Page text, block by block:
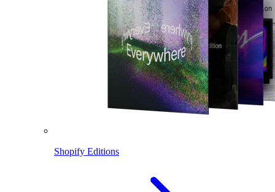
Shopify Editions